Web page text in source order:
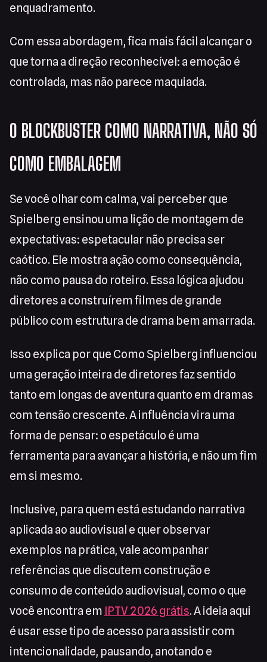
enquadramento.
Com essa abordagem, fica mais fácil alcançar o
que torna a direção reconhecível: a emoção é
controlada, mas não parece maquiada.
O BLOCKBUSTER COMO NARRATIVA, NÃO SÓ
COMO EMBALAGEM
Se você olhar com calma, vai perceber que
Spielberg ensinou uma lição de montagem de
expectativas: espetacular não precisa ser
caótico. Ele mostra ação como consequência,
não como pausa do roteiro. Essa lógica ajudou
diretores a construírem filmes de grande
público com estrutura de drama bem amarrada.
Isso explica por que Como Spielberg influenciou
uma geração inteira de diretores faz sentido
tanto em longas de aventura quanto em dramas
com tensão crescente. A influência vira uma
forma de pensar: o espetáculo é uma
ferramenta para avançar a história, e não um fim
em si mesmo.
Inclusive, para quem está estudando narrativa
aplicada ao audiovisual e quer observar
exemplos na prática, vale acompanhar
referências que discutem construção e
consumo de conteúdo audiovisual, como o que
você encontra em IPTV 2026 grátis. A ideia aqui
é usar esse tipo de acesso para assistir com
intencionalidade, pausando, anotando e